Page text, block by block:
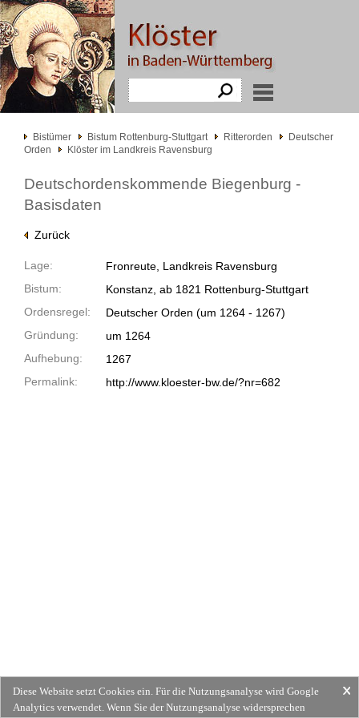
Bistümer Bistum Rottenburg-Stuttgart Ritterorden
Deutscher
Orden
Klöster im Landkreis Ravensburg
Deutschordenskommende Biegenburg -
Basisdaten
Zurück
Lage:
Fronreute, Landkreis Ravensburg
Bistum:
Konstanz, ab 1821 Rottenburg-Stuttgart
Ordensregel:
Deutscher Orden (um 1264 - 1267)
Gründung:
um 1264
Aufhebung:
1267
Permalink:
http://www.kloester-bw.de/?nr=682
Diese Website setzt Cookies ein. Für die Nutzungsanalyse wird Google
Analytics verwendet. Wenn Sie der Nutzungsanalyse widersprechen